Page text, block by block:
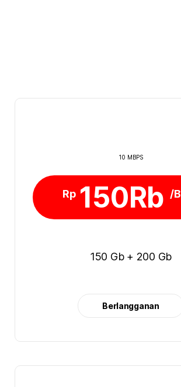
10 MBPS
Rp 150Rb /
150 Gb + 200 Gb
Berlangganan